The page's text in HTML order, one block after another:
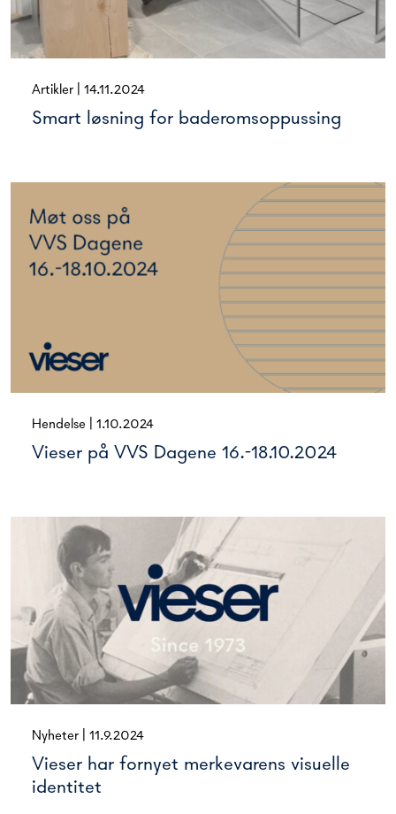
Artikler 14.11.2024
Smart løsning for baderomsoppussing
Hendelse 1.10.2024
Vieser på VVS Dagene 16.-18.10.2024
Nyheter 11.9.2024
Vieser har fornyet merkevarens visuelle
identitet